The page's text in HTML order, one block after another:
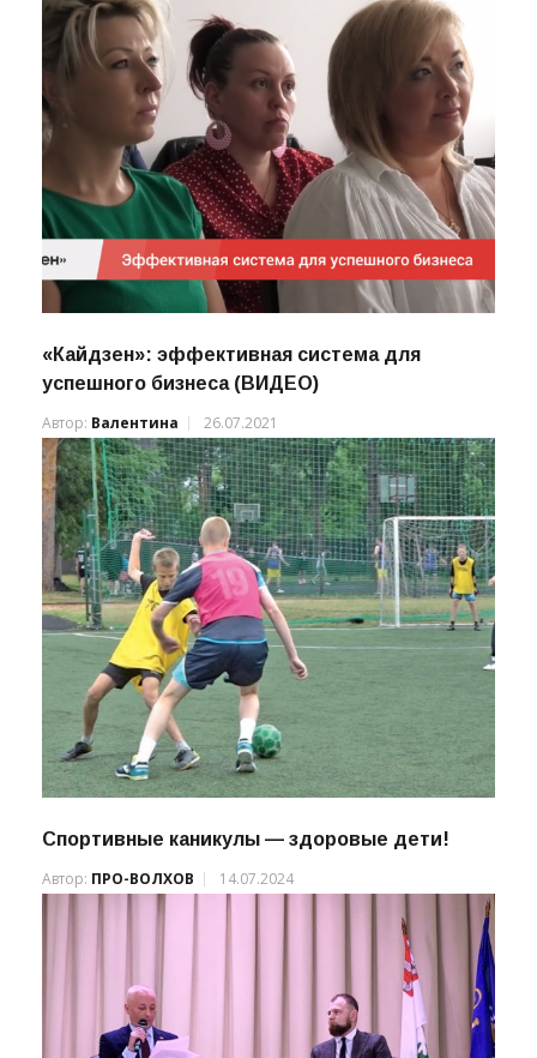
успешного бизнеса (ВИДЕО)
Автор:Валентина 26.07.2021
Спортивные каникулы — здоровые дети!